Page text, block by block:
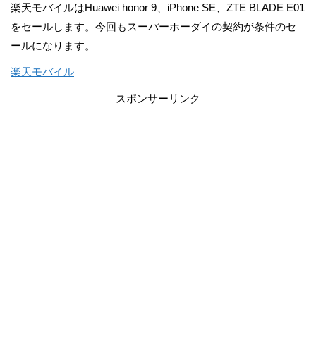
楽天モバイルはHuawei honor 9、iPhone SE、ZTE BLADE E01
をセールします。今回もスーパーホーダイの契約が条件のセ
ールになります。
楽天モバイル
スポンサーリンク